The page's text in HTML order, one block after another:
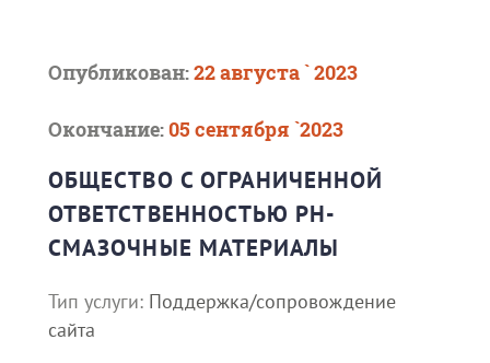
Опубликован:22 августа ` 2023
Окончание:05 сентября `2023
ОБЩЕСТВО С ОГРАНИЧЕННОЙ
ОТВЕТСТВЕННОСТЬЮ РН-
СМАЗОЧНЫЕ МАТЕРИАЛЫ
Тип услуги: Поддержка/сопровождение
сайта